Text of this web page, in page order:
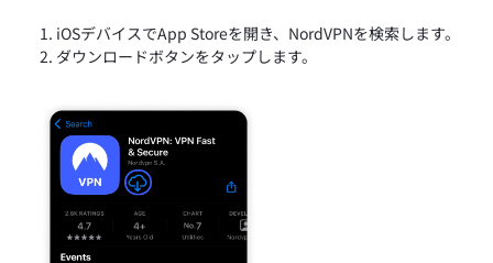
iOSデバイスでApp Storeを開き、NordVPNを検索します。
ダウンロードボタンをタップします。